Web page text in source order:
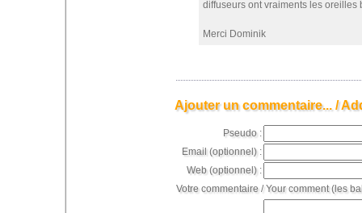
diffuseurs ont vraiments les oreilles
Merci Dominik
Ajouter un commentaire... /
Pseudo :
Email (optionnel) :
Web (optionnel) :
Votre commentaire / Your comment (les